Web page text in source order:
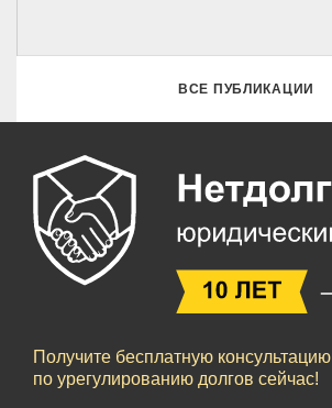
ВСЕ ПУБЛИКАЦИИ
Получите бесплатную консультацию
по урегулированию долгов сейчас!